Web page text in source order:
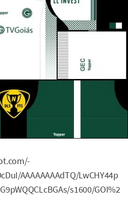
AAAAAAAAdTQ/LwCHY44p
s1600/GOI%2